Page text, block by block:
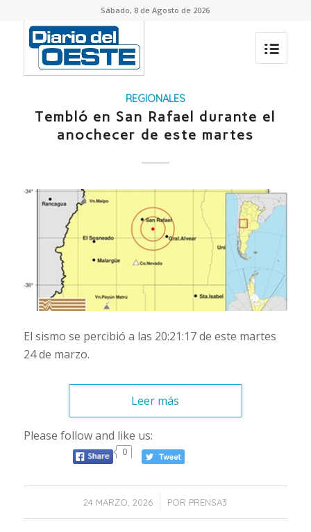
Sábado, 8 de Agosto de 2026
REGIONALES
Tembló en San Rafael durante el
anochecer de este martes
El sismo se percibió a las 20:21:17 de este martes
24 de marzo.
Leer más
Please follow and like us:
0
24 MARZO, 2026
/ POR PRENSA3